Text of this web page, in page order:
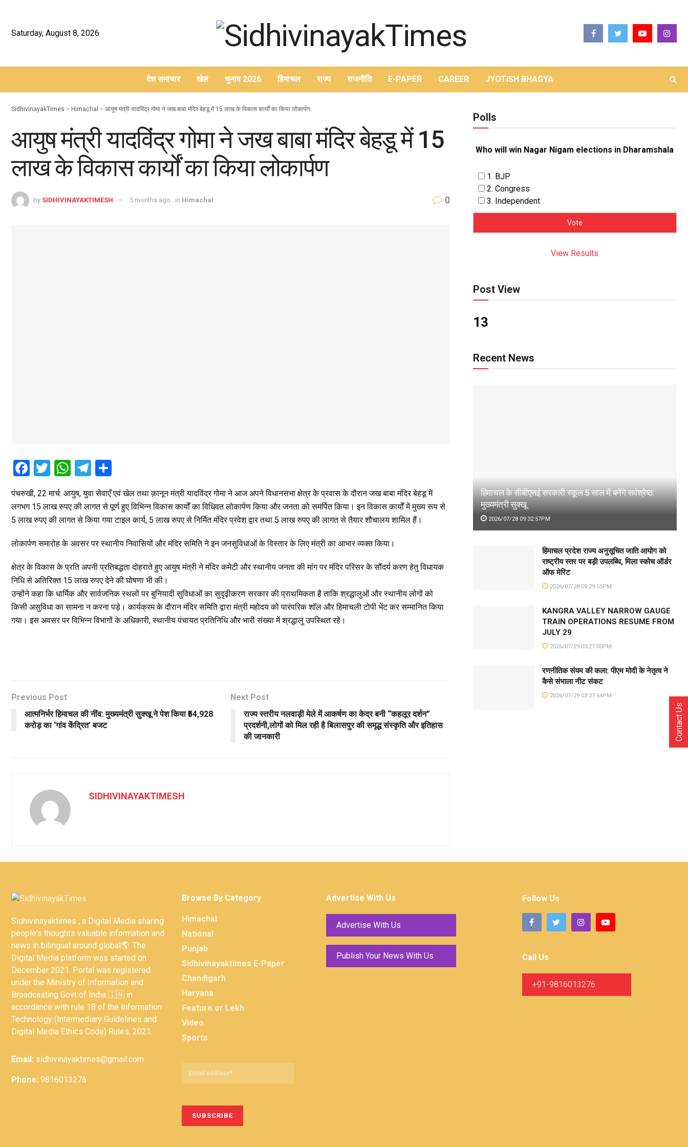
Saturday, August 8, 2026
देश समाचार खेल चुनाव 2026 हिमाचल राज्य राजनीति E-PAPER CAREER JYOTISH BHAGYA
SidhivinayakTimes > Himachal > आयुष मंत्री यादविंद्र गोमा ने जख बाबा मंदिर बेहडू में 15 लाख के विकास कार्यों का किया लोकार्पण
आयुष मंत्री यादविंद्र गोमा ने जख बाबा मंदिर बेहडू में 15
लाख के विकास कार्यों का किया लोकार्पण
by SIDHIVINAYAKTIMESH 5 months ago in Himachal 0
F
a
ce
b
o
k
T
wi
tt
er
W
at
s
p
p
T
el
e
gr
m
h
ar
e
पंचरुखी, 22 मार्च: आयुष, युवा सेवाएँ एवं खेल तथा क़ानून मंत्री यादविंद्र गोमा ने आज अपने विधानसभा क्षेत्र के प्रवास के दौरान जख बाबा मंदिर बेहडू में
लगभग 15 लाख रुपए की लागत से पूर्ण हुए विभिन्न विकास कार्यों का विधिवत लोकार्पण किया और जनता को समर्पित किया। इन विकास कार्यों में मुख्य रूप से
5 लाख रुपए की लागत से किया गया टाइल कार्य, 5 लाख रुपए से निर्मित मंदिर प्रवेश द्वार तथा 5 लाख रुपए की लागत से तैयार शौचालय शामिल हैं।
लोकार्पण समारोह के अवसर पर स्थानीय निवासियों और मंदिर समिति ने इन जनसुविधाओं के विस्तार के लिए मंत्री का आभार व्यक्त किया।
क्षेत्र के विकास के प्रति अपनी प्रतिबद्धता दोहराते हुए आयुष मंत्री ने मंदिर कमेटी और स्थानीय जनता की मांग पर मंदिर परिसर के सौंदर्य करण हेतु विधायक
निधि से अतिरिक्त 15 लाख रुपए देने की घोषणा भी की।
उन्होंने कहा कि धार्मिक और सार्वजनिक स्थलों पर बुनियादी सुविधाओं का सुदृढ़ीकरण सरकार की प्राथमिकता है ताकि श्रद्धालुओं और स्थानीय लोगों को
किसी असुविधा का सामना न करना पड़े। कार्यक्रम के दौरान मंदिर समिति द्वारा मंत्री महोदय को पारंपरिक शाॅल और हिमाचली टोपी भेंट कर सम्मानित किया
गया। इस अवसर पर विभिन्न विभागों के अधिकारी, स्थानीय पंचायत प्रतिनिधि और भारी संख्या में श्रद्धालु उपस्थित रहे।
Previous Post
आत्मनिर्भर हिमाचल की नींव: मुख्यमंत्री सुक्खू ने पेश किया ₹54,928
करोड़ का ‘गांव केंद्रित’ बजट
Next Post
राज्य स्तरीय नलवाड़ी मेले में आकर्षण का केद्र बनी “कहलूर दर्शन”
प्रदर्शनी,लोगों को मिल रही है बिलासपुर की समृद्ध संस्कृति और इतिहास
की जानकारी
SIDHIVINAYAKTIMESH
Polls
Who will win Nagar Nigam elections in Dharamshala
1. BJP
2. Congress
3. Independent
View Results
Post View
13
Recent News
हिमाचल के सीबीएसई सरकारी स्कूल 5 साल में बनेंगे सर्वश्रेष्ठ:
मुख्यमंत्री सुक्खू
2026/07/28 09:32:57PM
हिमाचल प्रदेश राज्य अनुसूचित जाति आयोग को
राष्ट्रीय स्तर पर बड़ी उपलब्धि, मिला स्कोच ऑर्डर
ऑफ मेरिट
2026/07/28 09:29:55PM
KANGRA VALLEY NARROW GAUGE
TRAIN OPERATIONS RESUME FROM
JULY 29
2026/07/29 03:27:00PM
रणनीतिक संयम की कला: पीएम मोदी के नेतृत्व ने
कैसे संभाला नीट संकट
2026/07/29 03:27:54PM
Sidhivinayaktimes , a Digital Media sharing
people's thoughts valuable information and
news in bilingual around global🌎. The
Digital Media platform was started on
December 2021. Portal was registered
under the Ministry of Information and
Broadcasting Govt of India 🇮🇳 in
accordance with rule 18 of the Information
Technology (Intermediary Guidelines and
Digital Media Ethics Code) Rules, 2021.
Email: sidhivinayaktimes@gmail.com
Phone: 9816013276
Browse By Category
Himachal
National
Punjab
Sidhivinayaktimes E-Paper
Chandigarh
Haryana
Feature or Lekh
Video
Sports
Advertise With Us
Advertise With Us
Publish Your News With Us
Follow Us
Call Us
+91-9816013276
Contact Us